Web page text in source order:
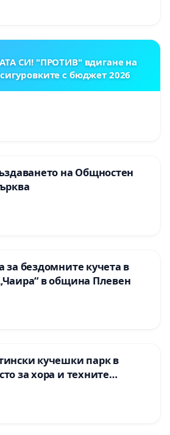
СИ! "ПРОТИВ" вдигане на
с бюджет 2026
на Общностен
за бездомните кучета в
в община Плевен
кучешки парк в
за хора и техните